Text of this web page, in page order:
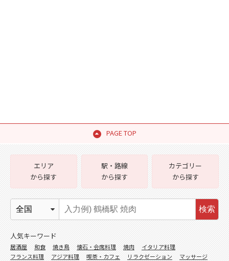
PAGE TOP
エリア
から探す
駅・路線
から探す
カテゴリー
から探す
検索
人気キーワード
居酒屋 和食 焼き鳥 懐石・会席料理 焼肉
イタリア料理
フランス料理
アジア料理 喫茶・カフェ リラクゼーション
マッサージ